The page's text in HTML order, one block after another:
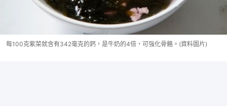
每100克紫菜就含有342毫克的鈣，是牛奶的4倍，可強化骨骼。(資料圖片)